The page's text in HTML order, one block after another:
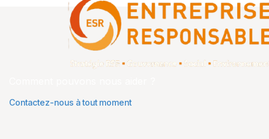
Contactez-nous à tout moment